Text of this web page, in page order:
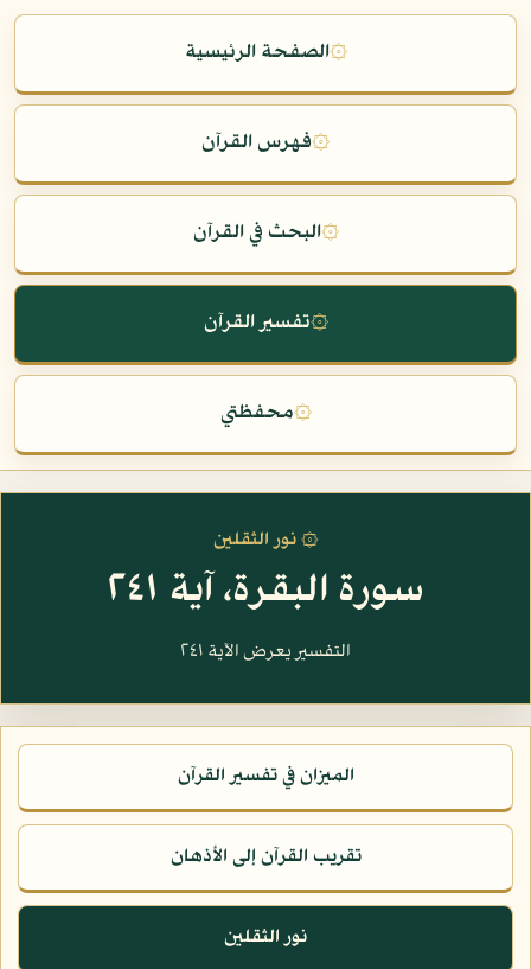
۞الصفحة الرئيسية
۞فهرس القرآن
۞البحث في القرآن
۞تفسير القرآن
۞محفظتي
۞ نور الثقلين
سورة البقرة، آية ٢٤١
التفسير يعرض الآية ٢٤١
الميزان في تفسير القرآن
تقريب القرآن إلى الأذهان
نور الثقلين